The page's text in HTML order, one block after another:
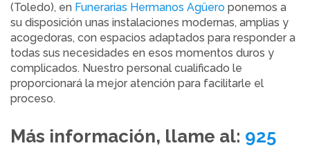
(Toledo), en Funerarias Hermanos Agüero ponemos a
su disposición unas instalaciones modernas, amplias y
acogedoras, con espacios adaptados para responder a
todas sus necesidades en esos momentos duros y
complicados. Nuestro personal cualificado le
proporcionará la mejor atención para facilitarle el
proceso.
Más información, llame al: 925